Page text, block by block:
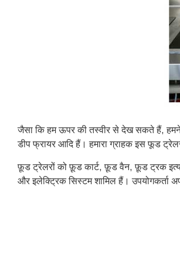
जैसा कि हम ऊपर की तस्वीर से देख सकते हैं,
डीप फ्रायर आदि हैं। हमारा ग्राहक इस फूड
फ़ूड ट्रेलरों को फ़ूड कार्ट, फ़ूड वैन, फ़ूड ट्रक
और इलेक्ट्रिक सिस्टम शामिल हैं। उपयोगकर्ता